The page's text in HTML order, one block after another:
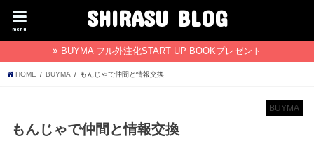
SHIRASU BLOG
menu
BUYMA フル外注化START UP BOOKプレゼント
HOME BUYMA もんじゃで仲間と情報交換
BUYMA
もんじゃで仲間と情報交換